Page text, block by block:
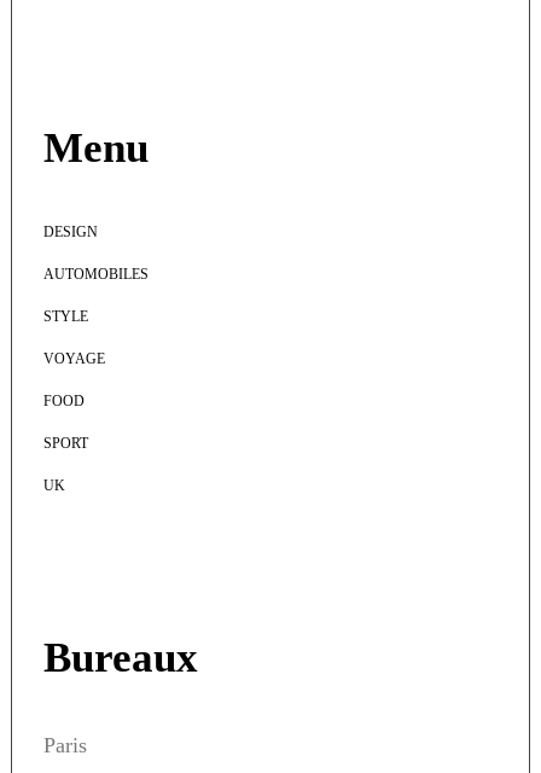
Menu
DESIGN
AUTOMOBILES
STYLE
VOYAGE
FOOD
SPORT
UK
Bureaux
Paris